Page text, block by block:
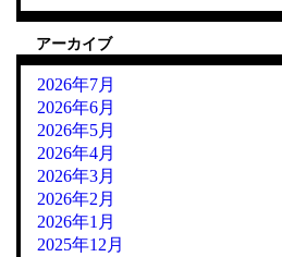
アーカイブ
2026年7月
2026年6月
2026年5月
2026年4月
2026年3月
2026年2月
2026年1月
2025年12月